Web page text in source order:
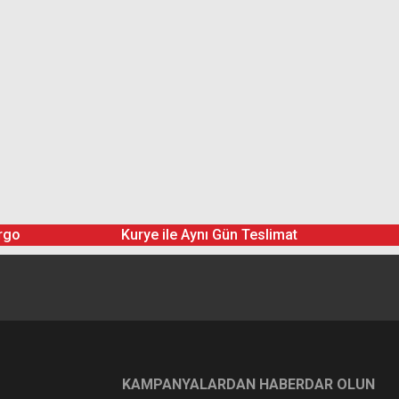
Kurye ile Aynı Gün Teslimat
KAMPANYALARDAN HABERDAR OLUN